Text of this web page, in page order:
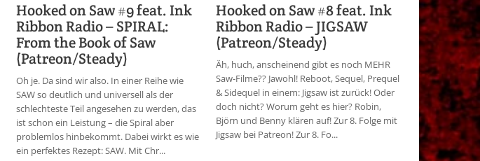
Hooked on Saw #9 feat. Ink
Ribbon Radio – SPIRAL:
From the Book of Saw
(Patreon/Steady)
Oh je. Da sind wir also. In einer Reihe wie
SAW so deutlich und universell als der
schlechteste Teil angesehen zu werden, das
ist schon ein Leistung – die Spiral aber
problemlos hinbekommt. Dabei wirkt es wie
ein perfektes Rezept: SAW. Mit Chr...
Hooked on Saw #8 feat. Ink
Ribbon Radio – JIGSAW
(Patreon/Steady)
Äh, huch, anscheinend gibt es noch MEHR
Saw-Filme?? Jawohl! Reboot, Sequel, Prequel
& Sidequel in einem: Jigsaw ist zurück! Oder
doch nicht? Worum geht es hier? Robin,
Björn und Benny klären auf! Zur 8. Folge mit
Jigsaw bei Patreon! Zur 8. Fo...